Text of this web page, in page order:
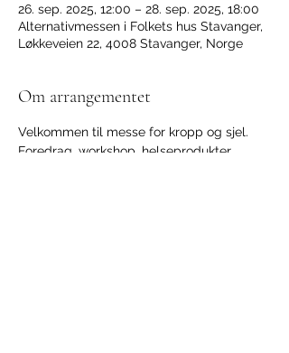
26. sep. 2025, 12:00 – 28. sep. 2025, 18:00
Alternativmessen i Folkets hus Stavanger,
Løkkeveien 22, 4008 Stavanger, Norge
Om arrangementet
Velkommen til messe for kropp og sjel.
Foredrag, workshop, helseprodukter,